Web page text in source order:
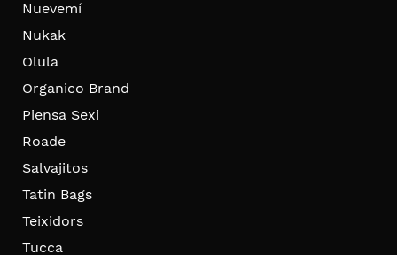
Nuevemí
Nukak
Olula
Organico Brand
Piensa Sexi
Roade
Salvajitos
Tatin Bags
Teixidors
Tucca